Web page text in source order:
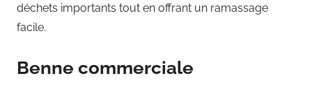
déchets importants tout en offrant un ramassage
facile.
Benne commerciale